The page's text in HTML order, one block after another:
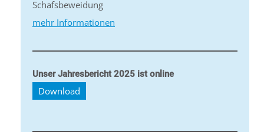
Schafsbeweidung
mehr Informationen
Unser Jahresbericht 2025 ist online
Download